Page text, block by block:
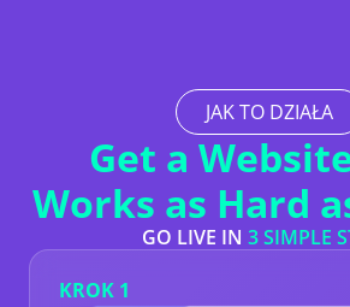
JAK TO DZIAŁA
Get a
Works as Hard
GO LIVE IN 3 SIMPLE
KROK 1